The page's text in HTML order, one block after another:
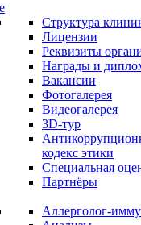
Структура
Лицензии
Реквизиты
Награды и
Вакансии
Фотогалерея
Видеогалерея
3D-тур
кодекс этики
Специальная
Партнёры
Аллерголог-